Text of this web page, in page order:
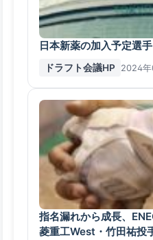
日本新薬の加入予定選手
ドラフト会議HP 2024年
指名漏れから成長、
菱重工West・竹田祐投